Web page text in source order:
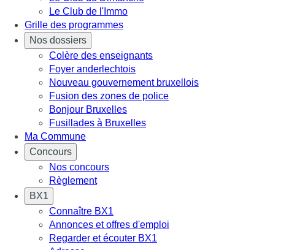
Le Club de l'Immo
Grille des programmes
Nos dossiers
Colère des enseignants
Foyer anderlechtois
Nouveau gouvernement bruxellois
Fusion des zones de police
Bonjour Bruxelles
Fusillades à Bruxelles
Ma Commune
Concours
Nos concours
Règlement
BX1
Connaître BX1
Annonces et offres d'emploi
Regarder et écouter BX1